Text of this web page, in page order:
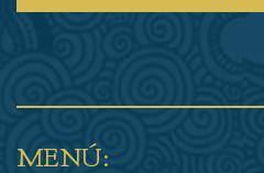
MENÚ: